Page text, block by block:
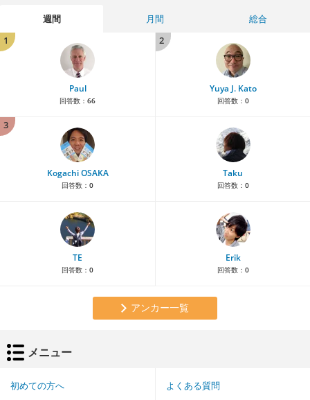
週間 月間
総合
1
Paul
回答数： 66
2
Yuya J. Kato
回答数： 0
3
Kogachi OSAKA
回答数： 0
Taku
回答数： 0
TE
回答数： 0
Erik
回答数： 0
アンカー一覧
メニュー
初めての方へ よくある質問